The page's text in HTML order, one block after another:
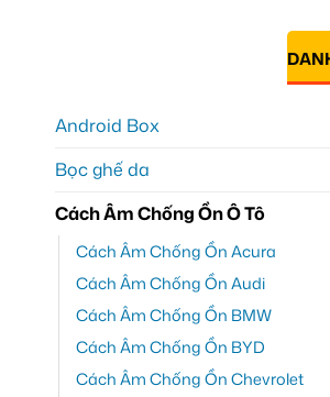
Android Box
Bọc ghế da
Cách Âm Chống Ồn Ô Tô
Cách Âm Chống Ồn Acura
Cách Âm Chống Ồn Audi
Cách Âm Chống Ồn BMW
Cách Âm Chống Ồn BYD
Cách Âm Chống Ồn Chevrolet